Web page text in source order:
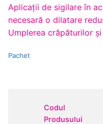
Aplicaţii de sigilare în
necesară o dilatare
Umplerea crăpăturilor
Pachet
Codul
Produsului